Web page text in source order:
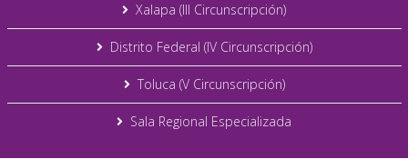
Xalapa (III Circunscripción)
Distrito Federal (IV Circunscripción)
Toluca (V Circunscripción)
Sala Regional Especializada